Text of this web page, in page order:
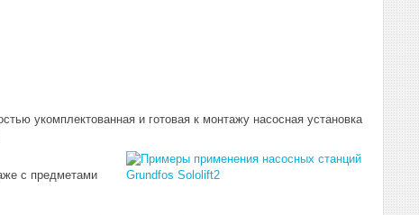
укомплектованная и готовая к монтажу насосная установка
с предметами